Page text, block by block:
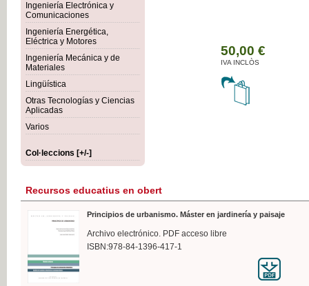
Ingeniería Electrónica y
Comunicaciones
Ingeniería Energética,
Eléctrica y Motores
Ingeniería Mecánica y de
Materiales
Lingüística
Otras Tecnologías y Ciencias
Aplicadas
Varios
Col·leccions [+/-]
Recursos educatius en obert
Principios de urbanismo. Máster en jardinería y paisaje
Archivo electrónico. PDF acceso libre
ISBN:978-84-1396-417-1